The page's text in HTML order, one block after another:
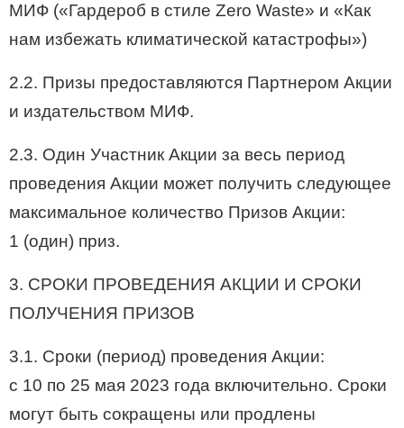
МИФ («Гардероб в стиле Zero Waste» и «Как
нам избежать климатической катастрофы»)
2.2. Призы предоставляются Партнером Акции
и издательством МИФ.
2.3. Один Участник Акции за весь период
проведения Акции может получить следующее
максимальное количество Призов Акции:
1 (один) приз.
3. СРОКИ ПРОВЕДЕНИЯ АКЦИИ И СРОКИ
ПОЛУЧЕНИЯ ПРИЗОВ
3.1. Сроки (период) проведения Акции:
с 10 по 25 мая 2023 года включительно. Сроки
могут быть сокращены или продлены